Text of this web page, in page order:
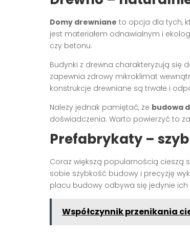
Domy drewniane to opcja dla tych,
jest materiałem odnawialnym i
czy betonu.
Budynki z drewna charakteryzują się
zapewnia zdrowy mikroklimat
konstrukcje drewniane są trwałe i
Należy jednak pamiętać, że budowa
doświadczenia. Warto powierzyć to
Prefabrykaty –
Coraz większą popularnością cieszą
sobie szybkość budowy i precyzję
placu budowy odbywa się jedynie ich
Współczynnik przenikania